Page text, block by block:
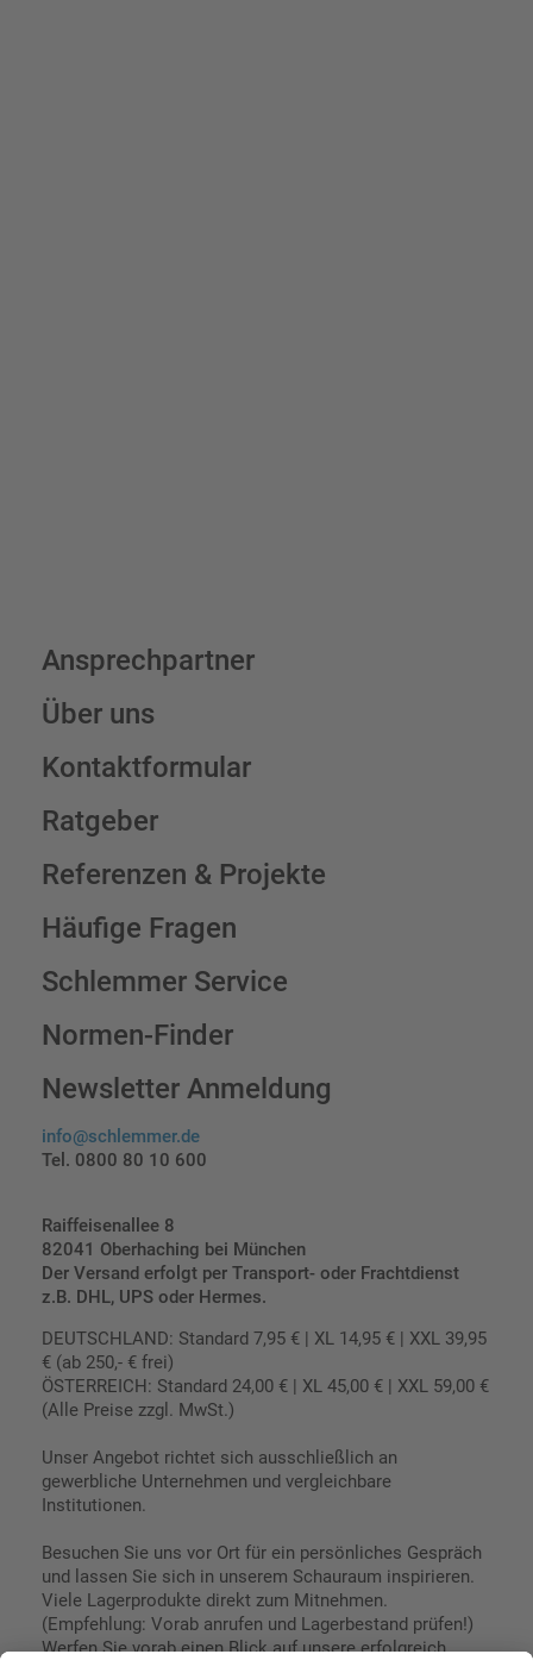
Ansprechpartner
Über uns
Kontaktformular
Ratgeber
Referenzen & Projekte
Häufige Fragen
Schlemmer Service
Normen-Finder
Newsletter Anmeldung
info@schlemmer.de
Tel. 0800 80 10 600
Raiffeisenallee 8
82041 Oberhaching bei München
Der Versand erfolgt per Transport- oder Frachtdienst
z.B. DHL, UPS oder Hermes.
DEUTSCHLAND: Standard 7,95 € | XL 14,95 € | XXL 39,95
€ (ab 250,- € frei)
ÖSTERREICH: Standard 24,00 € | XL 45,00 € | XXL 59,00 €
(Alle Preise zzgl. MwSt.)
Unser Angebot richtet sich ausschließlich an
gewerbliche Unternehmen und vergleichbare
Institutionen.
Besuchen Sie uns vor Ort für ein persönliches Gespräch
und lassen Sie sich in unserem Schauraum inspirieren.
Viele Lagerprodukte direkt zum Mitnehmen.
(Empfehlung: Vorab anrufen und Lagerbestand prüfen!)
Werfen Sie vorab einen Blick auf unsere erfolgreich